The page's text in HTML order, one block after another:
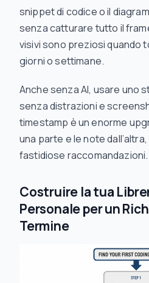
snippet di codice o il
senza catturare tutto il
visivi sono preziosi quando
giorni o settimane.
Anche senza AI, usare uno
senza distrazioni e
timestamp è un enorme
una parte e le note
fastidiose raccomandazioni.
Costruire la tua
Personale per un
Termine